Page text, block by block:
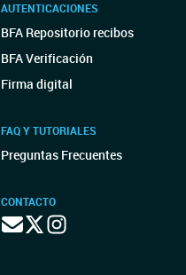
AUTENTICACIONES
BFA Repositorio recibos
BFA Verificación
Firma digital
FAQ Y TUTORIALES
Preguntas Frecuentes
CONTACTO